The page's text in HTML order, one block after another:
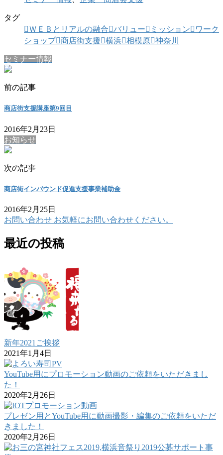
タグ
ＷＥＢとリアルの融合
バリュー ミッション
ワーク
ショップ 商店街支援 横浜 相模原 神奈川
セミナー情報
前の記事
商店街支援講座第9回目
2016年2月23日
お知らせ
次の記事
商店街インバウンド促進支援事業補助金
2016年2月25日
お問い合わせ お気軽にお問い合わせください。
最近の投稿
新年2021ご挨拶
2021年1月4日
YouTube用にプロモーション動画のご依頼をいただきまし
た！
2020年2月26日
プレゼン用とYouTube用に動画撮影・編集のご依頼をいただ
きました！
2020年2月26日